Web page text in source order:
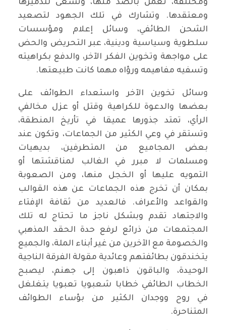
ومختلفة، تعمل بالضد منها، وتسعى لتدميرها
ومعتقدها. وتشارك في تلك الجهود لتصعيد
الشحن الطائفي، وسائل إعلام ومؤسسات
سلطوية وسياسية ودينية، عبر التحريض والحض
على مواجهة وتخوين الفكر الآخر، والدفع بكراهيته
وتسفيه مفاهيمه ورؤاه مهما كانت طبيعتها.
وسائل تخوين الآخر واستعداء الطوائف على
بعضها والدعوة للكراهية وقتل أو عزل مخالفي
الرأي، تمتد جذورها عميقا في تأريخ المنطقة،
وتستقر في وعي الكثير من الجماعات، وتكون عند
بعض المجاميع من المتطرفين، بديهيات
ومسلمات لا مبرر في الغالب لمناقشتها أو
التمويه عليها أو الخجل منها، ومن الصعوبة
بمكان أن تخرج هذه الجماعات عن هذه القوالب
والقواعد والأعراف. فالعديد من ثقافة الإفتاء
والاجتهاد تقدم وبشكل ناجز ما تحتاج له تلك
المجتمعات من ذرائع لرفع حدة الحقد المذهبي
والخصومة مع الآخرين من غير أبناء الملة، والجميع
يتخندقون بطائفتهم وعائدية مقولة الفرقة الناجية
الوحيدة، والباقون ذاهبون إلى جهنم، ليصبح
الخطاب الطائفي خطابا شعبويا تعبويا يتغلغل
في روح ووجدان الكثير من بؤساء الطوائف
المتناحرة.